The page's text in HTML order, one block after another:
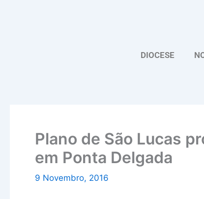
DIOCESE
Plano de São Lucas
em Ponta Delgada
9 Novembro, 2016